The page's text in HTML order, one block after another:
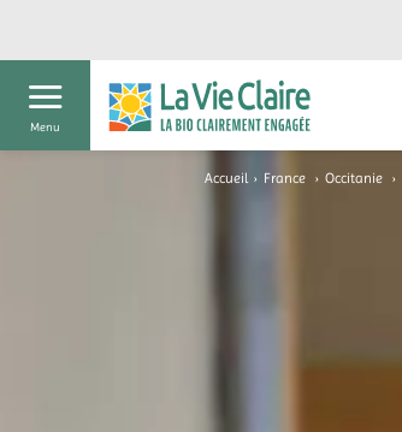
Menu
Accueil › France › Occitanie ›